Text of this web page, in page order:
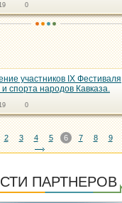
0
участников IX Фестиваля
и спорта народов Кавказа.
0
2 3 4 5 6 7 8 9
ПАРТНЕРОВ